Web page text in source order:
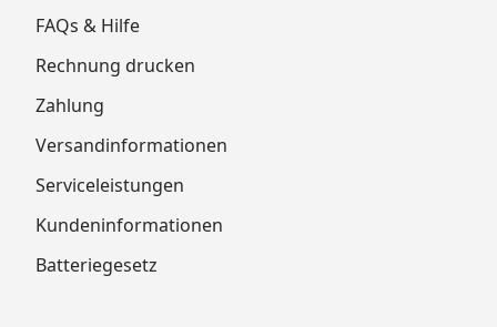
FAQs & Hilfe
Rechnung drucken
Zahlung
Versandinformationen
Serviceleistungen
Kundeninformationen
Batteriegesetz